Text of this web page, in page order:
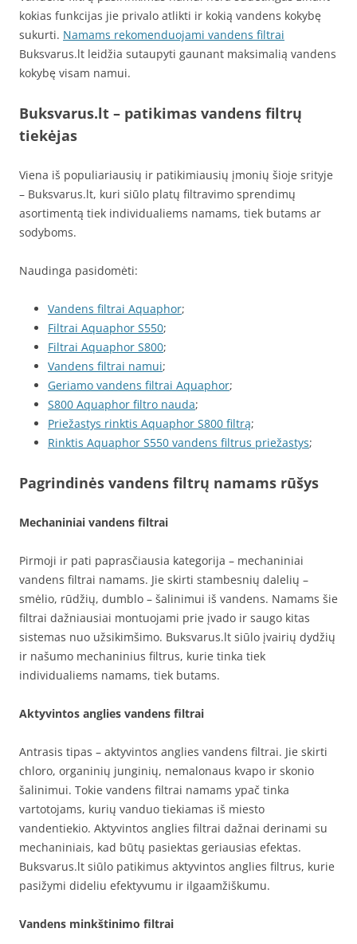
kokias funkcijas jie privalo atlikti ir kokią vandens kokybę
sukurti. Namams rekomenduojami vandens filtrai
Buksvarus.lt leidžia sutaupyti gaunant maksimalią vandens
kokybę visam namui.
Buksvarus.lt – patikimas vandens filtrų
tiekėjas
Viena iš populiariausių ir patikimiausių įmonių šioje srityje
– Buksvarus.lt, kuri siūlo platų filtravimo sprendimų
asortimentą tiek individualiems namams, tiek butams ar
sodyboms.
Naudinga pasidomėti:
Vandens filtrai Aquaphor;
Filtrai Aquaphor S550;
Filtrai Aquaphor S800;
Vandens filtrai namui;
Geriamo vandens filtrai Aquaphor;
S800 Aquaphor filtro nauda;
Priežastys rinktis Aquaphor S800 filtrą;
Rinktis Aquaphor S550 vandens filtrus priežastys;
Pagrindinės vandens filtrų namams rūšys
Mechaniniai vandens filtrai
Pirmoji ir pati paprasčiausia kategorija – mechaniniai
vandens filtrai namams. Jie skirti stambesnių dalelių –
smėlio, rūdžių, dumblo – šalinimui iš vandens. Namams šie
filtrai dažniausiai montuojami prie įvado ir saugo kitas
sistemas nuo užsikimšimo. Buksvarus.lt siūlo įvairių dydžių
ir našumo mechaninius filtrus, kurie tinka tiek
individualiems namams, tiek butams.
Aktyvintos anglies vandens filtrai
Antrasis tipas – aktyvintos anglies vandens filtrai. Jie skirti
chloro, organinių junginių, nemalonaus kvapo ir skonio
šalinimui. Tokie vandens filtrai namams ypač tinka
vartotojams, kurių vanduo tiekiamas iš miesto
vandentiekio. Aktyvintos anglies filtrai dažnai derinami su
mechaniniais, kad būtų pasiektas geriausias efektas.
Buksvarus.lt siūlo patikimus aktyvintos anglies filtrus, kurie
pasižymi dideliu efektyvumu ir ilgaamžiškumu.
Vandens minkštinimo filtrai